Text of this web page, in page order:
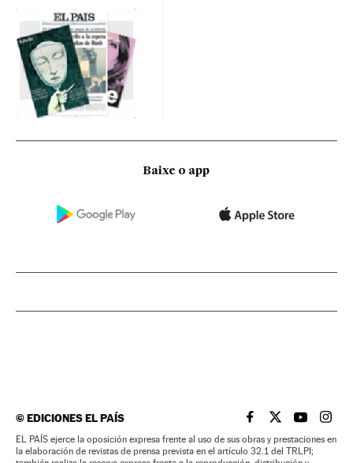
Baixe o app
©EDICIONES EL PAÍS EL PAÍS BRASIL EN
EL PAÍSEL PAÍS
EL
EL PAÍS ejerce la oposición expresa frente al uso de sus obras y prestaciones en
la elaboración de revistas de prensa prevista en el artículo 32.1 del TRLPI;